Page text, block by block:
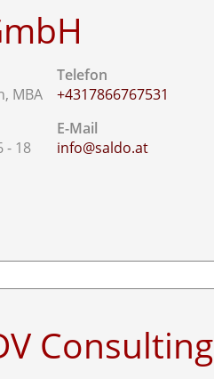
MBA
- 18
Telefon
+4317866767531
E-Mail
info@saldo.at
Consulting